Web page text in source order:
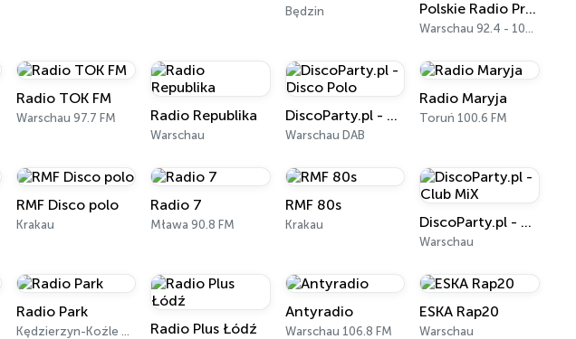
Będzin Polskie Radio Program I (Jedynka)
Warschau 92.4 - 102.4 FM
Radio TOK FM
Warschau 97.7 FM Radio Republika
Warschau
DiscoParty.pl - Disco Polo
Warschau DAB
Radio Maryja
Toruń 100.6 FM
RMF Disco polo
Krakau
Radio 7
Mława 90.8 FM
RMF 80s
Krakau DiscoParty.pl - Club MiX
Warschau
Radio Park
Kędzierzyn-Koźle 93.9 FM Radio Plus Łódź
Antyradio
Warschau 106.8 FM
ESKA Rap20
Warschau